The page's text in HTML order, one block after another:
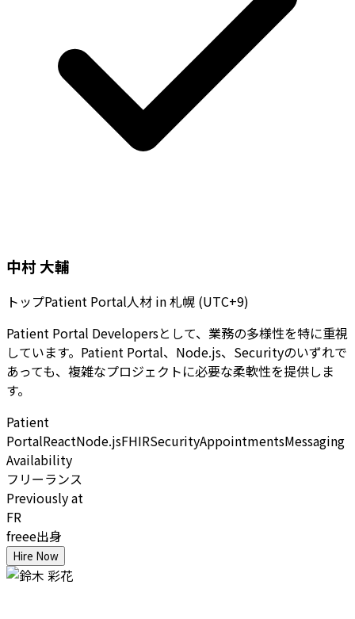
中村 大輔
トップPatient Portal人材 in札幌 (UTC+9)
Patient Portal Developersとして、業務の多様性を特に重視
しています。Patient Portal、Node.js、Securityのいずれで
あっても、複雑なプロジェクトに必要な柔軟性を提供しま
す。
Patient
PortalReactNode.jsFHIRSecurityAppointmentsMessaging
Availability
フリーランス
Previously at
FR
freee出身
Hire Now